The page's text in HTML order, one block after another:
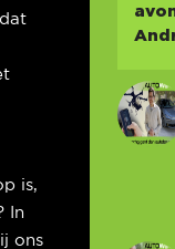
is,
In
ons